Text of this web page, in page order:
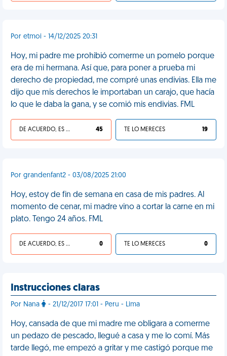
Por etmoi - 14/12/2025 20:31
Hoy, mi padre me prohibió comerme un pomelo porque
era de mi hermana. Así que, para poner a prueba mi
derecho de propiedad, me compré unas endivias. Ella me
dijo que mis derechos le importaban un carajo, que hacía
lo que le daba la gana, y se comió mis endivias. FML
DE ACUERDO, ES UNA VIDA HP 45 TE LO MERECES 19
Por grandenfant2 - 03/08/2025 21:00
Hoy, estoy de fin de semana en casa de mis padres. Al
momento de cenar, mi madre vino a cortar la carne en mi
plato. Tengo 24 años. FML
DE ACUERDO, ES UNA VIDA HP 0 TE LO MERECES 0
Instrucciones claras
Por Nana - 21/12/2017 17:01 - Peru - Lima
Hoy, cansada de que mi madre me obligara a comerme
un pedazo de pescado, llegué a casa y me lo comí. Más
tarde llegó, me empezó a gritar y me castigó porque me